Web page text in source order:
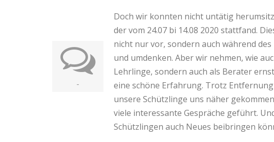
-
Doch wir konnten nicht untätig
der vom 24.07 bi 14.08 2020 stattfand.
nicht nur vor, sondern auch während
und umdenken. Aber wir nehmen, wie
Lehrlinge, sondern auch als Berater
eine schöne Erfahrung. Trotz
unsere Schützlinge uns näher
viele interessante Gespräche geführt.
Schützlingen auch Neues beibringen